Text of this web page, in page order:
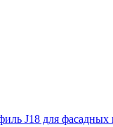
J18 для фасадных